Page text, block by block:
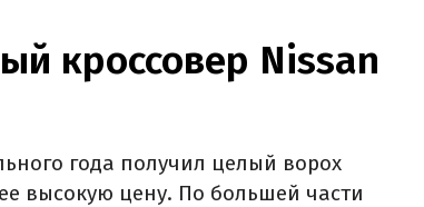
кроссовер Nissan
года получил целый ворох
высокую цену. По большей части